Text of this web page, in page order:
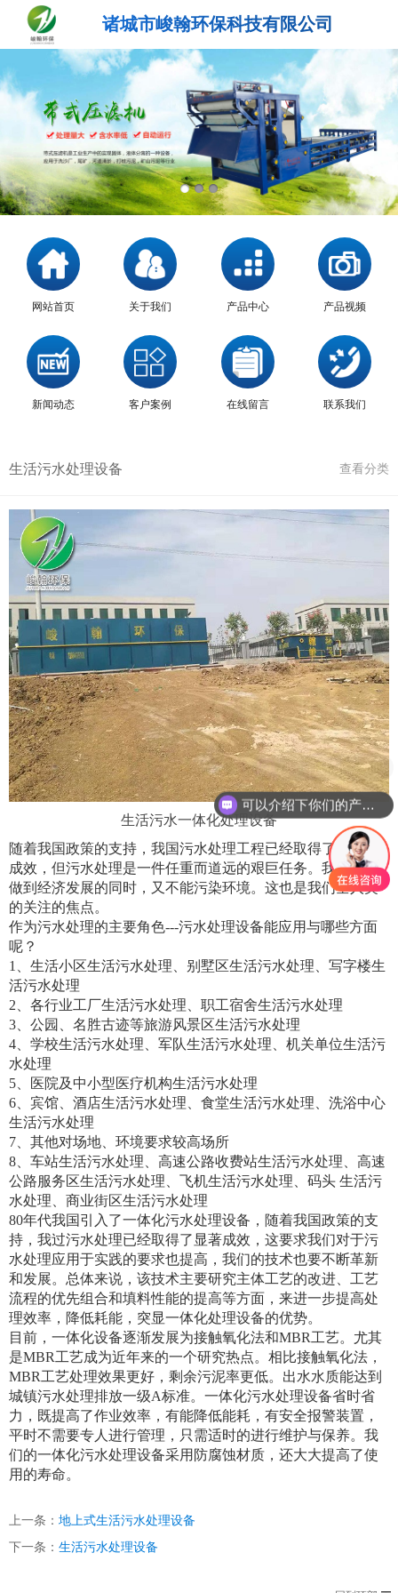
诸城市峻翰环保科技有限公司
网站首页 关于我们 产品中心 产品视频
新闻动态 客户案例 在线留言 联系我们
生活污水处理设备 查看分类
生活污水一体化处理设备
随着我国政策的支持，我国污水处理工程已经取得了显著的
成效，但污水处理是一件任重而道远的艰巨任务。我们既要
做到经济发展的同时，又不能污染环境。这也是我们全人类
的关注的焦点。
作为污水处理的主要角色---污水处理设备能应用与哪些方面
呢？
1
、生活小区生活污水处理、别墅区生活污水处理、写字楼生
活污水处理
2 、各行业工厂生活污水处理、职工宿舍生活污水处理
3 、公园、名胜古迹等旅游风景区生活污水处理
4 、学校生活污水处理、军队生活污水处理、机关单位生活污
水处理
5 、医院及中小型医疗机构生活污水处理
6 、宾馆、酒店生活污水处理、食堂生活污水处理、洗浴中心
生活污水处理
7 、其他对场地、环境要求较高场所
8 、车站生活污水处理、高速公路收费站生活污水处理、高速
公路服务区生活污水处理、飞机生活污水处理、码头 生活污
水处理、商业街区生活污水处理
80年代我国引入了一体化污水处理设备，随着我国政策的支
持，我过污水处理已经取得了显著成效，这要求我们对于污
水处理应用于实践的要求也提高，我们的技术也要不断革新
和发展。总体来说，该技术主要研究主体工艺的改进、工艺
流程的优先组合和填料性能的提高等方面，来进一步提高处
理效率，降低耗能，突显一体化处理设备的优势。
目前，一体化设备逐渐发展为接触氧化法和MBR工艺。尤其
是MBR工艺成为近年来的一个研究热点。相比接触氧化法，
MBR工艺处理效果更好，剩余污泥率更低。出水水质能达到
城镇污水处理排放一级A标准。一体化污水处理设备省时省
力，既提高了作业效率，有能降低能耗，有安全报警装置，
平时不需要专人进行管理，只需适时的进行维护与保养。我
们的一体化污水处理设备采用防腐蚀材质，还大大提高了使
用的寿命。
上一条： 地上式生活污水处理设备
下一条： 生活污水处理设备
可以介绍下你们的产品么
现在有优惠活动吗